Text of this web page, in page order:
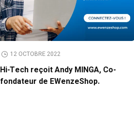
12 OCTOBRE 2022
Hi-Tech reçoit Andy MINGA, Co-
fondateur de EWenzeShop.